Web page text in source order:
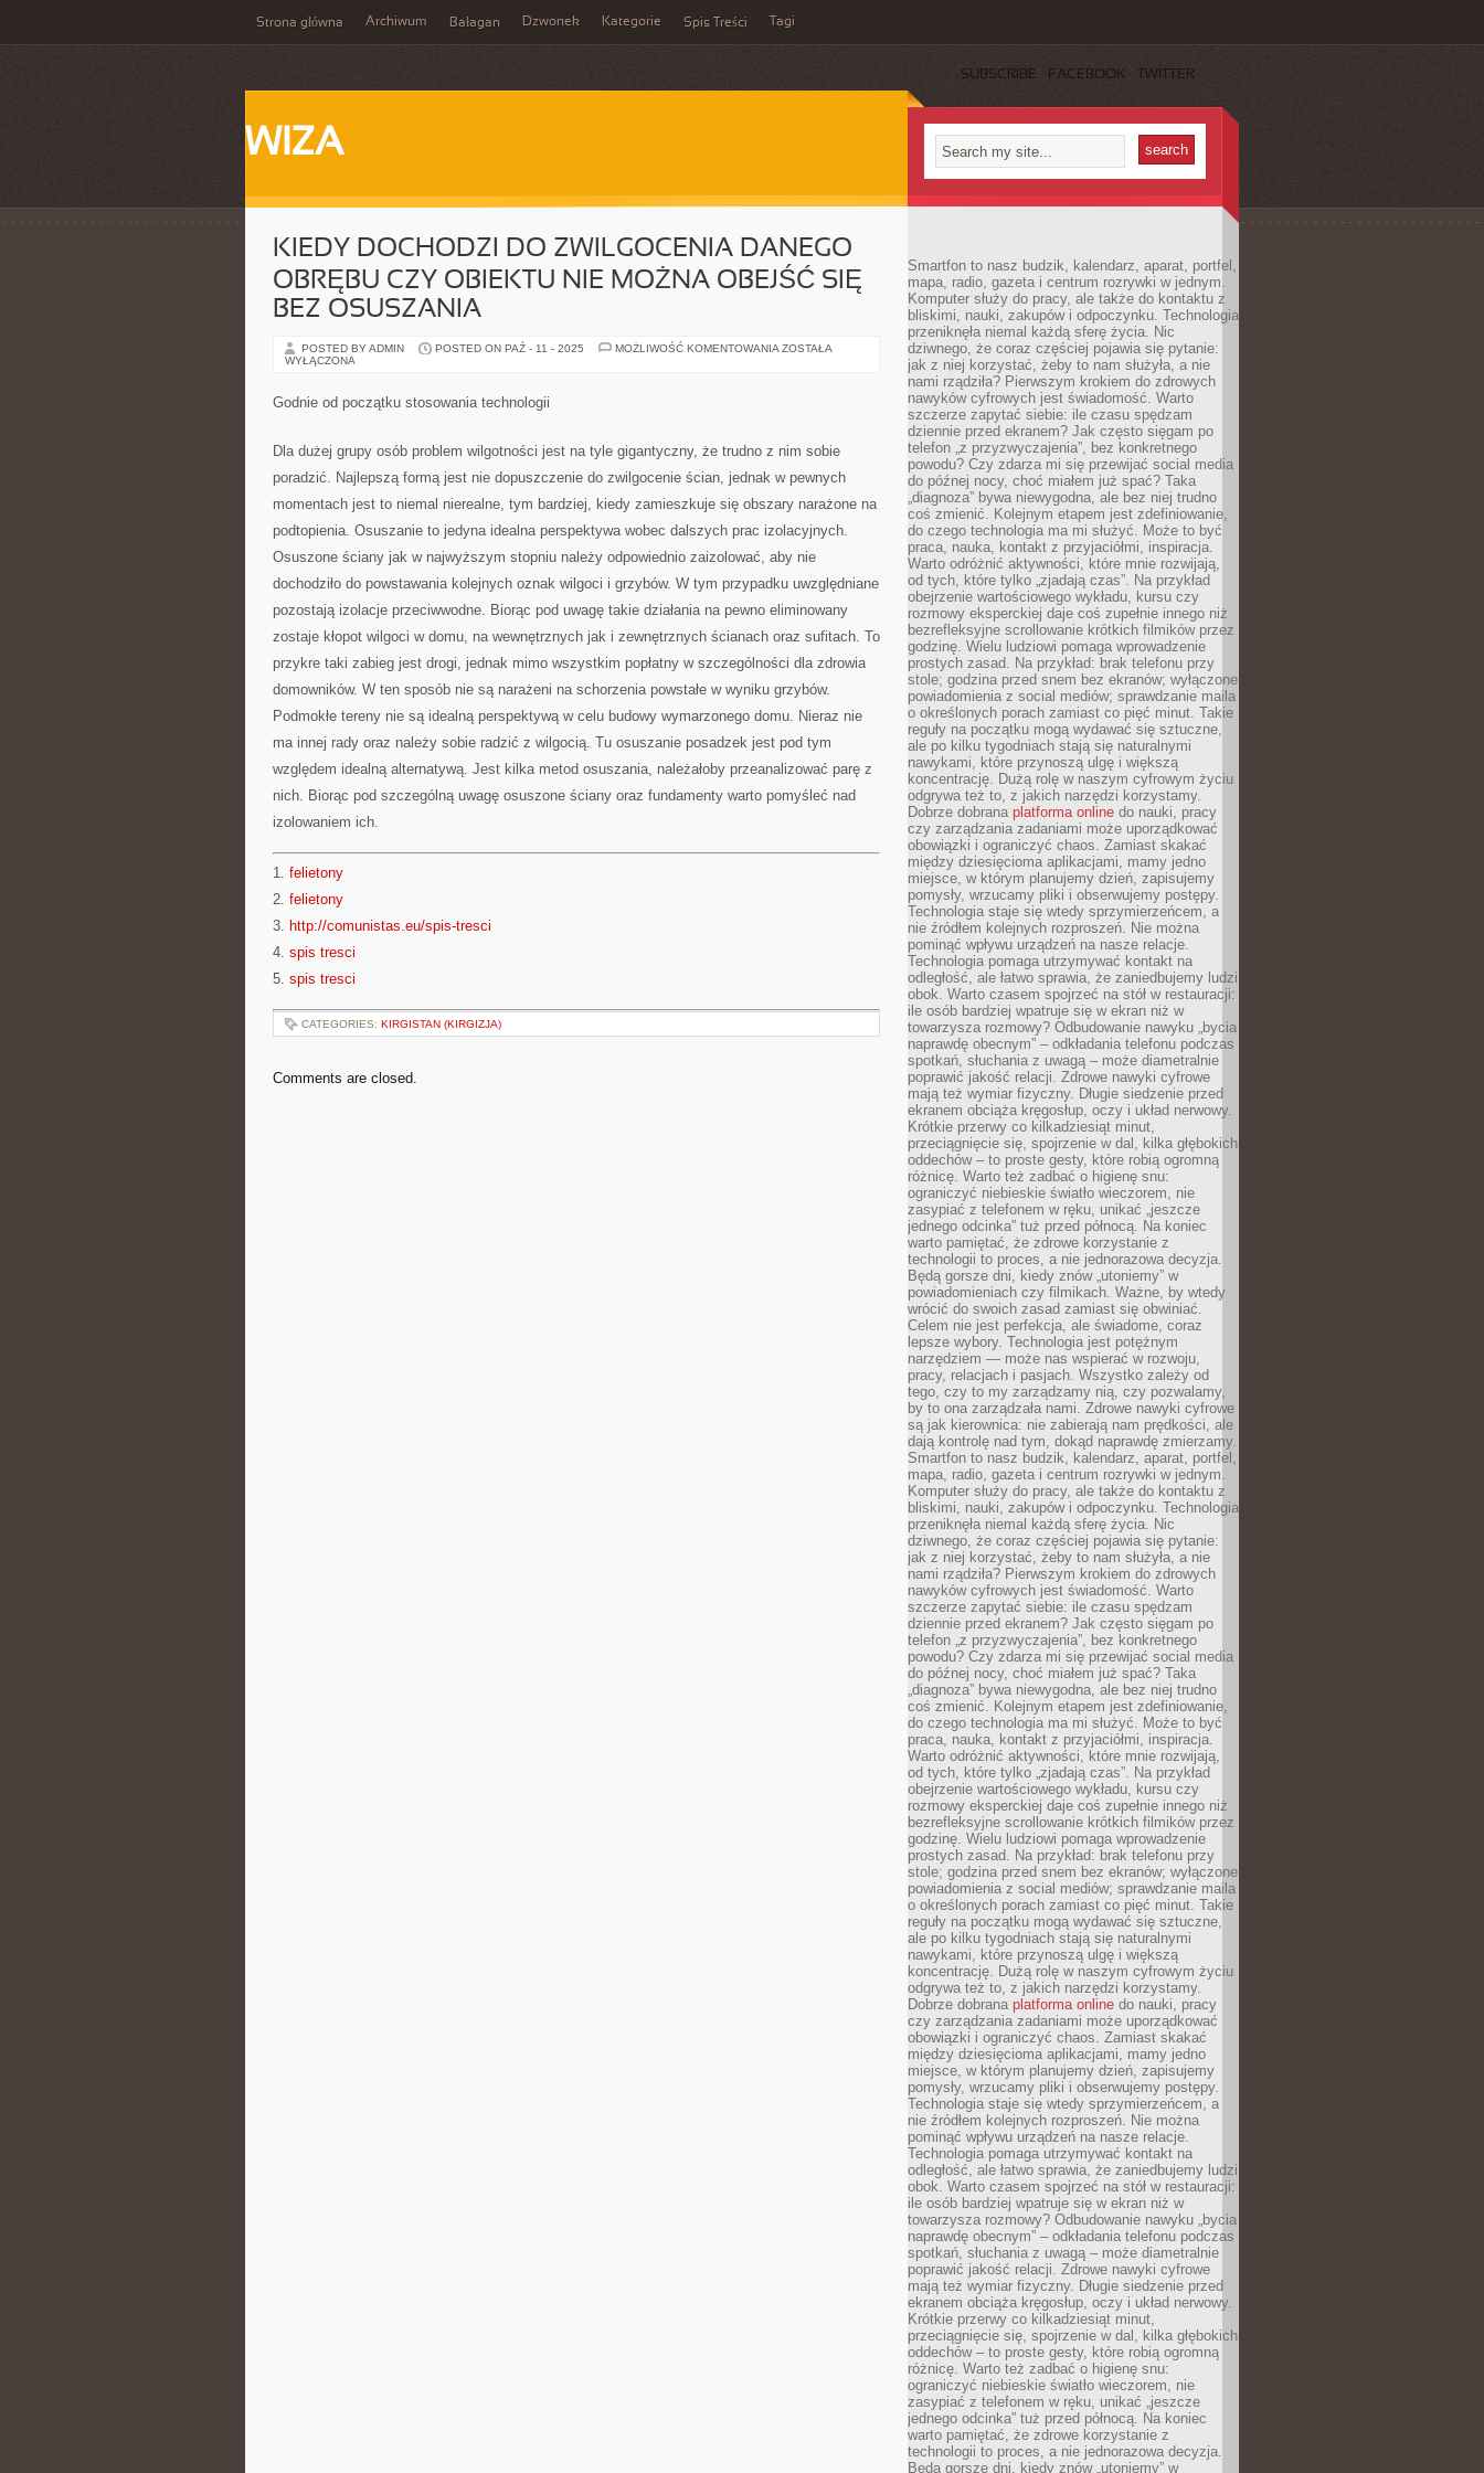
Strona główna Archiwum Bałagan Dzwonek Kategorie Spis Treści Tagi
SUBSCRIBE FACEBOOK TWITTER
WIZA
KIEDY DOCHODZI DO ZWILGOCENIA DANEGO
OBRĘBU CZY OBIEKTU NIE MOŻNA OBEJŚĆ SIĘ
BEZ OSUSZANIA
POSTED BY ADMIN POSTED ON PAŹ - 11 - 2025 MOŻLIWOŚĆ KOMENTOWANIA KIEDY
NIE
MOŻNA
SIĘ
OSUSZANIA
ZOSTAŁA
WYŁĄCZONA
Godnie od początku stosowania technologii
Dla dużej grupy osób problem wilgotności jest na tyle gigantyczny, że trudno z nim sobie
poradzić. Najlepszą formą jest nie dopuszczenie do zwilgocenie ścian, jednak w pewnych
momentach jest to niemal nierealne, tym bardziej, kiedy zamieszkuje się obszary narażone na
podtopienia. Osuszanie to jedyna idealna perspektywa wobec dalszych prac izolacyjnych.
Osuszone ściany jak w najwyższym stopniu należy odpowiednio zaizolować, aby nie
dochodziło do powstawania kolejnych oznak wilgoci i grzybów. W tym przypadku uwzględniane
pozostają izolacje przeciwwodne. Biorąc pod uwagę takie działania na pewno eliminowany
zostaje kłopot wilgoci w domu, na wewnętrznych jak i zewnętrznych ścianach oraz sufitach. To
przykre taki zabieg jest drogi, jednak mimo wszystkim popłatny w szczególności dla zdrowia
domowników. W ten sposób nie są narażeni na schorzenia powstałe w wyniku grzybów.
Podmokłe tereny nie są idealną perspektywą w celu budowy wymarzonego domu. Nieraz nie
ma innej rady oraz należy sobie radzić z wilgocią. Tu osuszanie posadzek jest pod tym
względem idealną alternatywą. Jest kilka metod osuszania, należałoby przeanalizować parę z
nich. Biorąc pod szczególną uwagę osuszone ściany oraz fundamenty warto pomyśleć nad
izolowaniem ich.
1. felietony
2. felietony
3. http://comunistas.eu/spis-tresci
4. spis tresci
5. spis tresci
CATEGORIES: KIRGISTAN (KIRGIZJA)
Comments are closed.
Smartfon to nasz budzik, kalendarz, aparat, portfel,
mapa, radio, gazeta i centrum rozrywki w jednym.
Komputer służy do pracy, ale także do kontaktu z
bliskimi, nauki, zakupów i odpoczynku. Technologia
przeniknęła niemal każdą sferę życia. Nic
dziwnego, że coraz częściej pojawia się pytanie:
jak z niej korzystać, żeby to nam służyła, a nie
nami rządziła? Pierwszym krokiem do zdrowych
nawyków cyfrowych jest świadomość. Warto
szczerze zapytać siebie: ile czasu spędzam
dziennie przed ekranem? Jak często sięgam po
telefon „z przyzwyczajenia”, bez konkretnego
powodu? Czy zdarza mi się przewijać social media
do późnej nocy, choć miałem już spać? Taka
„diagnoza” bywa niewygodna, ale bez niej trudno
coś zmienić. Kolejnym etapem jest zdefiniowanie,
do czego technologia ma mi służyć. Może to być
praca, nauka, kontakt z przyjaciółmi, inspiracja.
Warto odróżnić aktywności, które mnie rozwijają,
od tych, które tylko „zjadają czas”. Na przykład
obejrzenie wartościowego wykładu, kursu czy
rozmowy eksperckiej daje coś zupełnie innego niż
bezrefleksyjne scrollowanie krótkich filmików przez
godzinę. Wielu ludziowi pomaga wprowadzenie
prostych zasad. Na przykład: brak telefonu przy
stole; godzina przed snem bez ekranów; wyłączone
powiadomienia z social mediów; sprawdzanie maila
o określonych porach zamiast co pięć minut. Takie
reguły na początku mogą wydawać się sztuczne,
ale po kilku tygodniach stają się naturalnymi
nawykami, które przynoszą ulgę i większą
koncentrację. Dużą rolę w naszym cyfrowym życiu
odgrywa też to, z jakich narzędzi korzystamy.
Dobrze dobrana platforma online do nauki, pracy
czy zarządzania zadaniami może uporządkować
obowiązki i ograniczyć chaos. Zamiast skakać
między dziesięcioma aplikacjami, mamy jedno
miejsce, w którym planujemy dzień, zapisujemy
pomysły, wrzucamy pliki i obserwujemy postępy.
Technologia staje się wtedy sprzymierzeńcem, a
nie źródłem kolejnych rozproszeń. Nie można
pominąć wpływu urządzeń na nasze relacje.
Technologia pomaga utrzymywać kontakt na
odległość, ale łatwo sprawia, że zaniedbujemy ludzi
obok. Warto czasem spojrzeć na stół w restauracji:
ile osób bardziej wpatruje się w ekran niż w
towarzysza rozmowy? Odbudowanie nawyku „bycia
naprawdę obecnym” – odkładania telefonu podczas
spotkań, słuchania z uwagą – może diametralnie
poprawić jakość relacji. Zdrowe nawyki cyfrowe
mają też wymiar fizyczny. Długie siedzenie przed
ekranem obciąża kręgosłup, oczy i układ nerwowy.
Krótkie przerwy co kilkadziesiąt minut,
przeciągnięcie się, spojrzenie w dal, kilka głębokich
oddechów – to proste gesty, które robią ogromną
różnicę. Warto też zadbać o higienę snu:
ograniczyć niebieskie światło wieczorem, nie
zasypiać z telefonem w ręku, unikać „jeszcze
jednego odcinka” tuż przed północą. Na koniec
warto pamiętać, że zdrowe korzystanie z
technologii to proces, a nie jednorazowa decyzja.
Będą gorsze dni, kiedy znów „utoniemy” w
powiadomieniach czy filmikach. Ważne, by wtedy
wrócić do swoich zasad zamiast się obwiniać.
Celem nie jest perfekcja, ale świadome, coraz
lepsze wybory. Technologia jest potężnym
narzędziem — może nas wspierać w rozwoju,
pracy, relacjach i pasjach. Wszystko zależy od
tego, czy to my zarządzamy nią, czy pozwalamy,
by to ona zarządzała nami. Zdrowe nawyki cyfrowe
są jak kierownica: nie zabierają nam prędkości, ale
dają kontrolę nad tym, dokąd naprawdę zmierzamy.
Smartfon to nasz budzik, kalendarz, aparat, portfel,
mapa, radio, gazeta i centrum rozrywki w jednym.
Komputer służy do pracy, ale także do kontaktu z
bliskimi, nauki, zakupów i odpoczynku. Technologia
przeniknęła niemal każdą sferę życia. Nic
dziwnego, że coraz częściej pojawia się pytanie:
jak z niej korzystać, żeby to nam służyła, a nie
nami rządziła? Pierwszym krokiem do zdrowych
nawyków cyfrowych jest świadomość. Warto
szczerze zapytać siebie: ile czasu spędzam
dziennie przed ekranem? Jak często sięgam po
telefon „z przyzwyczajenia”, bez konkretnego
powodu? Czy zdarza mi się przewijać social media
do późnej nocy, choć miałem już spać? Taka
„diagnoza” bywa niewygodna, ale bez niej trudno
coś zmienić. Kolejnym etapem jest zdefiniowanie,
do czego technologia ma mi służyć. Może to być
praca, nauka, kontakt z przyjaciółmi, inspiracja.
Warto odróżnić aktywności, które mnie rozwijają,
od tych, które tylko „zjadają czas”. Na przykład
obejrzenie wartościowego wykładu, kursu czy
rozmowy eksperckiej daje coś zupełnie innego niż
bezrefleksyjne scrollowanie krótkich filmików przez
godzinę. Wielu ludziowi pomaga wprowadzenie
prostych zasad. Na przykład: brak telefonu przy
stole; godzina przed snem bez ekranów; wyłączone
powiadomienia z social mediów; sprawdzanie maila
o określonych porach zamiast co pięć minut. Takie
reguły na początku mogą wydawać się sztuczne,
ale po kilku tygodniach stają się naturalnymi
nawykami, które przynoszą ulgę i większą
koncentrację. Dużą rolę w naszym cyfrowym życiu
odgrywa też to, z jakich narzędzi korzystamy.
Dobrze dobrana platforma online do nauki, pracy
czy zarządzania zadaniami może uporządkować
obowiązki i ograniczyć chaos. Zamiast skakać
między dziesięcioma aplikacjami, mamy jedno
miejsce, w którym planujemy dzień, zapisujemy
pomysły, wrzucamy pliki i obserwujemy postępy.
Technologia staje się wtedy sprzymierzeńcem, a
nie źródłem kolejnych rozproszeń. Nie można
pominąć wpływu urządzeń na nasze relacje.
Technologia pomaga utrzymywać kontakt na
odległość, ale łatwo sprawia, że zaniedbujemy ludzi
obok. Warto czasem spojrzeć na stół w restauracji:
ile osób bardziej wpatruje się w ekran niż w
towarzysza rozmowy? Odbudowanie nawyku „bycia
naprawdę obecnym” – odkładania telefonu podczas
spotkań, słuchania z uwagą – może diametralnie
poprawić jakość relacji. Zdrowe nawyki cyfrowe
mają też wymiar fizyczny. Długie siedzenie przed
ekranem obciąża kręgosłup, oczy i układ nerwowy.
Krótkie przerwy co kilkadziesiąt minut,
przeciągnięcie się, spojrzenie w dal, kilka głębokich
oddechów – to proste gesty, które robią ogromną
różnicę. Warto też zadbać o higienę snu:
ograniczyć niebieskie światło wieczorem, nie
zasypiać z telefonem w ręku, unikać „jeszcze
jednego odcinka” tuż przed północą. Na koniec
warto pamiętać, że zdrowe korzystanie z
technologii to proces, a nie jednorazowa decyzja.
Będą gorsze dni, kiedy znów „utoniemy” w